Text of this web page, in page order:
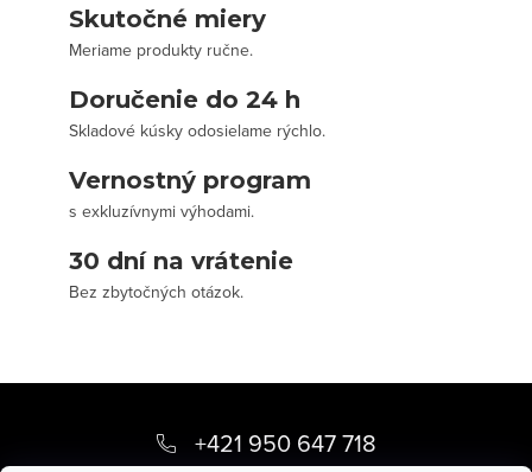
Skutočné miery
Meriame produkty ručne.
Doručenie do 24 h
Skladové kúsky odosielame rýchlo.
Vernostný program
s exkluzívnymi výhodami.
30 dní na vrátenie
Bez zbytočných otázok.
+421 950 647 718